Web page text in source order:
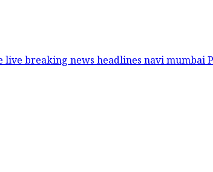
live breaking news headlinesnavi mumbai